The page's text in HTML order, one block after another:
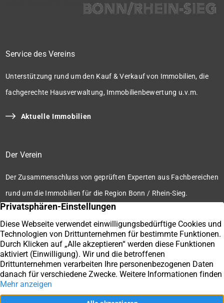
Der Verein
Der Zusammenschluss von geprüften Experten aus Fachbereichen
rund um die Immobilien für die Region Bonn / Rhein-Sieg.
Service des Vereins
Unterstützung rund um den Kauf & Verkauf von Immobilien, die
fachgerechte Hausverwaltung, Immobilienbewertung u.v.m.
Aktuelle Immobilien